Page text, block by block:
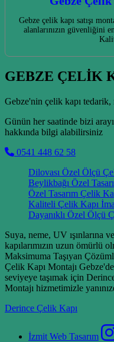
Gebze çelik kapı satışı
alanlarınızın güvenliğini
GEBZE ÇELİK
Gebze'nin çelik kapı tedarik,
Günün her saatinde bizi
hakkında bilgi alabilirsiniz
0541 448 62 58
Dilovası Özel Ölçü
Beylikbağı Özel
Özel Tasarım Çelik
Kaliteli Çelik Kapı
Dayanıklı Özel Ölçü
Suya, neme, UV ışınlarına
kapılarımızın uzun ömürlü
Maksimuma Taşıyan
Çelik Kapı Montajı
seviyeye taşımak için
Montajı hizmetimizle
Derince Çelik Kapı
İzmit Web Tasarım